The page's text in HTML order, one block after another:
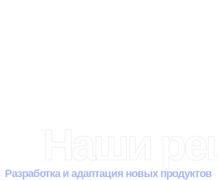
Наши
Разработка и адаптация новых продуктов